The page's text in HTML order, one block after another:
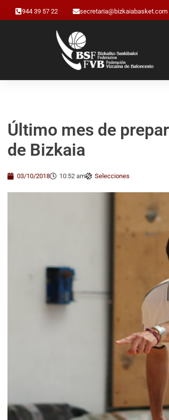
944 39 57 22 secretaria@bizkaiabasket.com
Último mes de
de Bizkaia
03/10/2018 10:52 am Selecciones